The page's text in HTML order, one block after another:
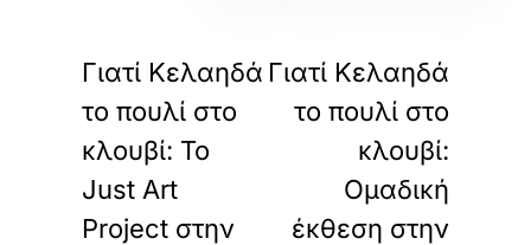
Γιατί Κελαηδά
το πουλί στο
κλουβί: Το
Just Art
Project στην
Γιατί Κελαηδά
το πουλί στο
κλουβί:
Ομαδική
έκθεση στην